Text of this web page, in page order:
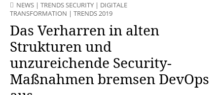
NEWS | TRENDS SECURITY | DIGITALE
TRANSFORMATION | TRENDS 2019
Das Verharren in alten
Strukturen und
unzureichende Security-
Maßnahmen bremsen DevOps